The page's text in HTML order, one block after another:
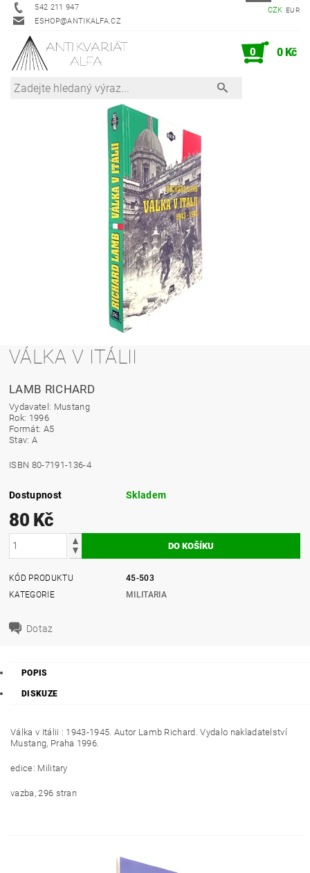
542 211 947
ESHOP@ANTIKALFA.CZ
CZK EUR
0 0 Kč
VÁLKA V ITÁLII
LAMB RICHARD
Vydavatel: Mustang
Rok: 1996
Formát: A5
Stav: A
ISBN 80-7191-136-4
Dostupnost Skladem
80 Kč
KÓD PRODUKTU
45-503
KATEGORIE
MILITARIA
Dotaz
POPIS
DISKUZE
Válka v Itálii : 1943-1945. Autor Lamb Richard. Vydalo nakladatelství
Mustang, Praha 1996.
edice: Military
vazba, 296 stran